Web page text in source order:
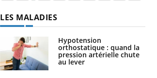
LES MALADIES
Hypotension
orthostatique : quand la
pression artérielle chute
au lever